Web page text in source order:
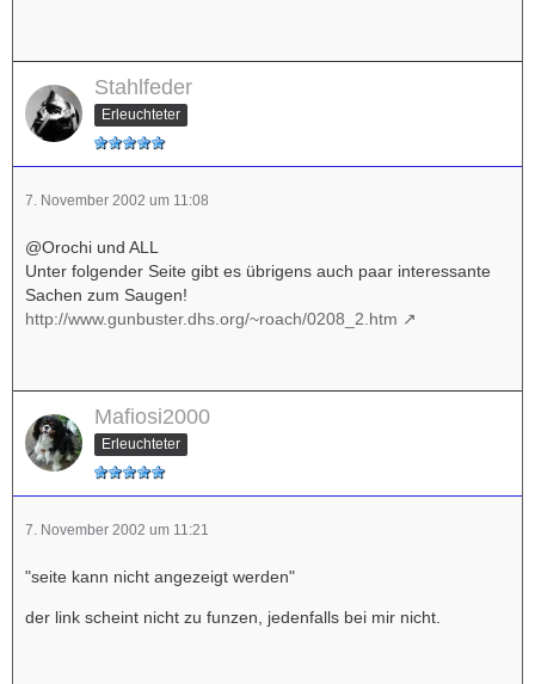
Stahlfeder
Erleuchteter
7. November 2002 um 11:08
@Orochi und ALL
Unter folgender Seite gibt es übrigens auch paar interessante
Sachen zum Saugen!
http://www.gunbuster.dhs.org/~roach/0208_2.htm
Mafiosi2000
Erleuchteter
7. November 2002 um 11:21
"seite kann nicht angezeigt werden"
der link scheint nicht zu funzen, jedenfalls bei mir nicht.